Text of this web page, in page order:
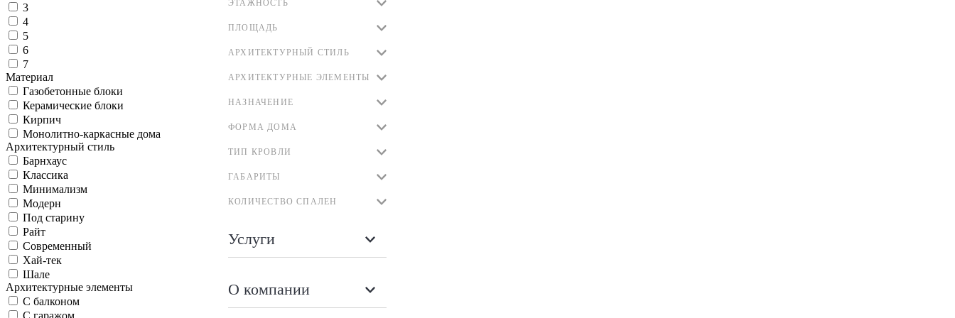
ЭТАЖНОСТЬ
ПЛОЩАДЬ
АРХИТЕКТУРНЫЙ СТИЛЬ
АРХИТЕКТУРНЫЕ ЭЛЕМЕНТЫ
НАЗНАЧЕНИЕ
ФОРМА ДОМА
ТИП КРОВЛИ
ГАБАРИТЫ
КОЛИЧЕСТВО СПАЛЕН
Услуги
О компании
3
4
5
6
7
Материал
Газобетонные блоки
Керамические блоки
Кирпич
Монолитно-каркасные дома
Архитектурный стиль
Барнхаус
Классика
Минимализм
Модерн
Под старину
Райт
Современный
Хай-тек
Шале
Архитектурные элементы
С балконом